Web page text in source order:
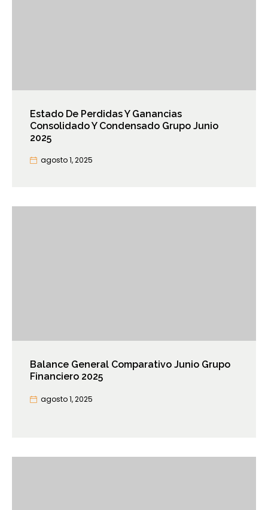
Estado De Perdidas Y Ganancias
Consolidado Y Condensado Grupo Junio
2025
agosto 1, 2025
Balance General Comparativo Junio Grupo
Financiero 2025
agosto 1, 2025